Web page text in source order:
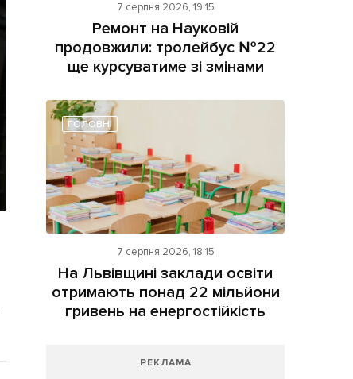
7 серпня 2026, 19:15
Ремонт на Науковій
продовжили: тролейбус №22
ще курсуватиме зі змінами
ГОЛОВНІ
7 серпня 2026, 18:15
На Львівщині заклади освіти
отримають понад 22 мільйони
гривень на енергостійкість
РЕКЛАМА